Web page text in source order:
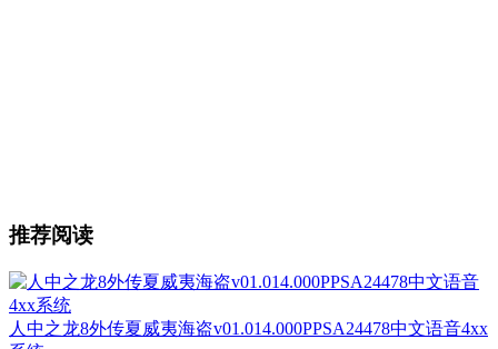
推荐阅读
人中之龙8外传夏威夷海盗v01.014.000PPSA24478中文语音4xx